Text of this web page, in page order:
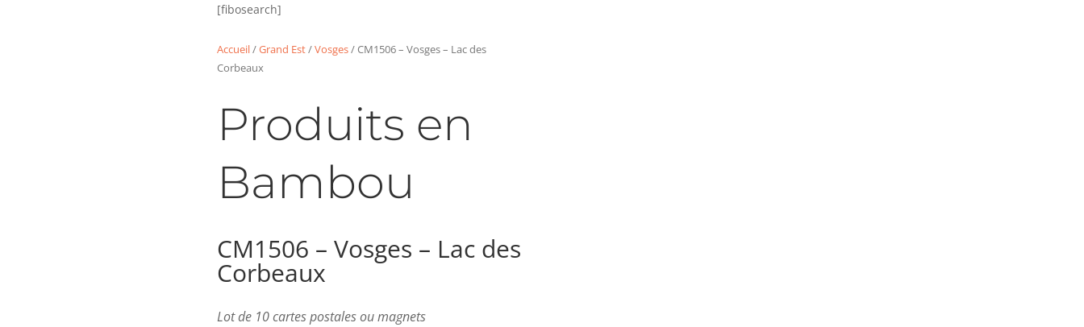
[fibosearch]
Accueil/Grand Est/Vosges/ CM1506 – Vosges – Lac des
Corbeaux
Produits en
Bambou
CM1506 – Vosges – Lac des
Corbeaux
Lot de 10 cartes postales ou magnets